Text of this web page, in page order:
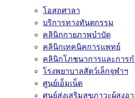
โอสถศาลา
บริการทางทันตกรรม
คลินิกกายภาพบำบัด
คลินิกเทคนิคการแพทย์
คลินิกโภชนาการและการ
โรงพยาบาลสัตว์เล็กจุฬาฯ
ศูนย์เอ็มเน็ต
ศูนย์ส่งเสริมสุขภาวะผู้สูงอา